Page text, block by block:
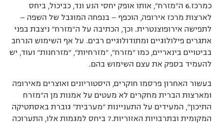
כמרכז.6 ה”מזרח”, אותו אופק יחסי הנע ונד, כביכול, ביחס
לארצות מרכז אירופה, הוכפף — בנפחה המוגבל של השפה —
לתפישה אירופוצנטרית. וכך, הכתיבה על ה”מזרח” ניצבת בפני
אתגרים פילולוגיים ומתודולוגיים רבים. על אף השימוש הנרחב
בביטויים בינאריים, כמו ”מזרח”, ”מזרחיות”, ”מזרחנות” ועוד, יש
להעמיד בספק את עצם השימוש בהם.
בעשור האחרון פרסמו חוקרים, היסטוריונים ואוצרים מאירופה
ומארצות הברית מחקרים לא מעטים על אמנות מן ה”מזרח
התיכון”, המעידים על התעניינות ”מערבית” גוברת באסתטיקה
המקומית ובתרבויות האזוריות.7 ביחס למגמות אלו, התערוכה